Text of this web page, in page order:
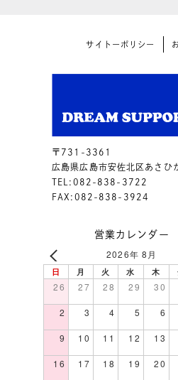
サイトーポリシー
〒731-3361
広島県広島市安佐北区あさひ
TEL:082-838-3722
FAX:082-838-3924
営業カレンダー
2026年 8月
日 月 火 水 木
26 27 28 29 30
2 3 4 5 6
9 10 11 12 13
16 17 18 19 20